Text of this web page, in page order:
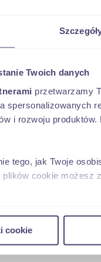
Twoich danych
przetwarzamy
spersonalizowanych
i rozwoju
tego, jak Twoje
plików cookie możesz
o tym, jak
Partnerzy mogą
z ich usług.
cookie